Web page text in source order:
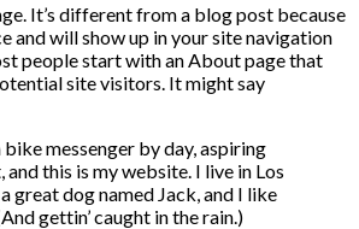
It’s different from a blog post because
and will show up in your site navigation
people start with an About page that
site visitors. It might say
bike messenger by day, aspiring
this is my website. I live in Los
great dog named Jack, and I like
gettin’ caught in the rain.)